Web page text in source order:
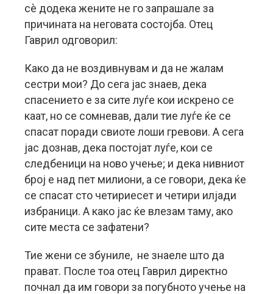
сè додека жените не го запрашале за
причината на неговата состојба. Отец
Гаврил одговорил:
Како да не воздивнувам и да не жалам
сестри мои? До сега јас знаев, дека
спасението е за сите луѓе кои искрено се
каат, но се сомневав, дали тие луѓе ќе се
спасат поради свиоте лоши гревови. А сега
јас дознав, дека постојат луѓе, кои се
следбеници на ново учење; и дека нивниот
број е над пет милиони, а се говори, дека ќе
се спасат сто четириесет и четири илјади
избраници. А како јас ќе влезам таму, ако
сите места се зафатени?
Тие жени се збуниле, не знаеле што да
прават. После тоа отец Гаврил директно
почнал да им говори за погубното учење на